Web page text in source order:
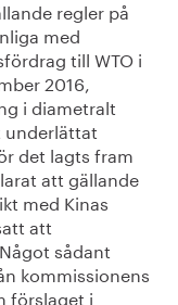
regler på
med
till WTO i
2016,
i diametralt
underlättat
det lagts fram
att gällande
med Kinas
att
sådant
kommissionens
förslaget i